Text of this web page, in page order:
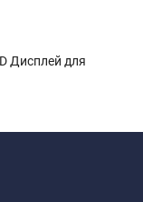
Дисплей для